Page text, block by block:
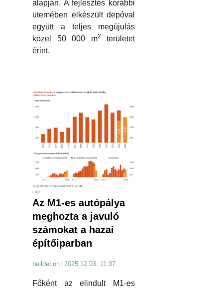
alapján. A fejlesztés korábbi
ütemében elkészült depóval
együtt a teljes megújulás
közel 50 000 m2
területet
érint.
cikk
Az M1-es autópálya
meghozta a javuló
számokat a hazai
építőiparban
buildecon 2025.12.03. 11:07
Főként az elindult M1-es